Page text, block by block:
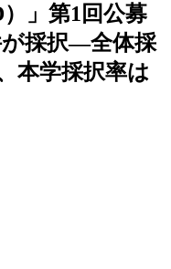
」第1回公募
が採択―全体採
本学採択率は